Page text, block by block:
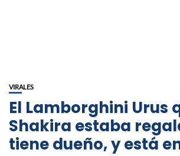
VIRALES
El Lamborghini Urus
Shakira estaba
tiene dueño, y está